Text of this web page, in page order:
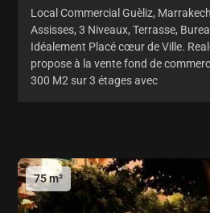
Local Commercial Guèliz,
Assisses, 3 Niveaux, Terrasse,
Idéalement Placé cœur de Ville.
propose à la vente fond de
300 M2 sur 3 étages avec
75 m²